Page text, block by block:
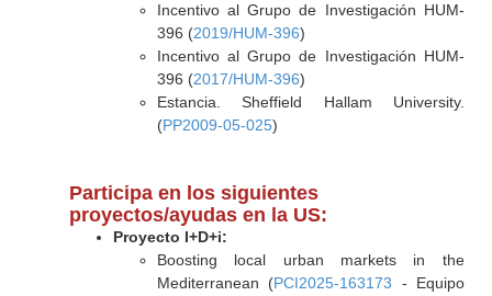
Incentivo al Grupo de Investigación HUM-
396 (2019/HUM-396)
Incentivo al Grupo de Investigación HUM-
396 (2017/HUM-396)
Estancia. Sheffield Hallam University.
(PP2009-05-025)
Participa en los siguientes
proyectos/ayudas en la US:
Proyecto I+D+i:
Boosting local urban markets in the
Mediterranean (PCI2025-163173 - Equipo